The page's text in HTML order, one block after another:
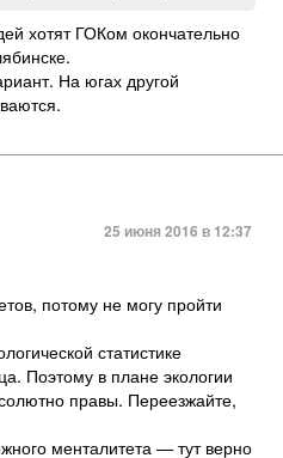
хотят ГОКом окончательно
На югах другой
25 июня 2016 в 12:37
потому не могу пройти
статистике
Поэтому в плане экологии
правы. Переезжайте,
менталитета — тут верно